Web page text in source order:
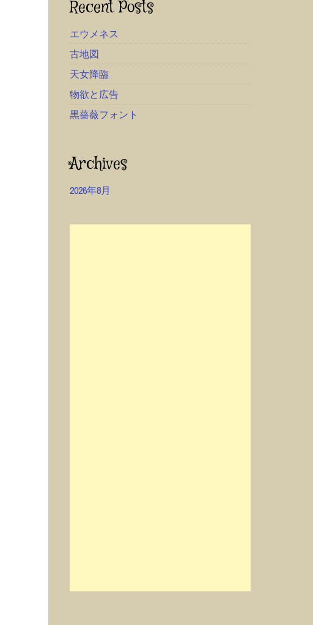
Recent Posts
エウメネス
古地図
天女降臨
物欲と広告
黒薔薇フォント
Archives
2026年8月